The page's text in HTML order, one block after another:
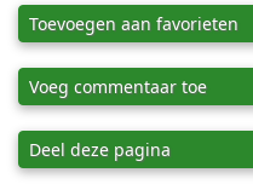
Toevoegen aan favorieten
Voeg commentaar toe
Deel deze pagina